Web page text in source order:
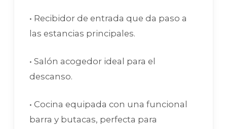
• Recibidor de entrada que da paso a
las estancias principales.
• Salón acogedor ideal para el
descanso.
• Cocina equipada con una funcional
barra y butacas, perfecta para